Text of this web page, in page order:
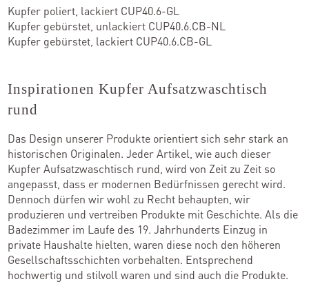
Kupfer poliert, lackiert CUP40.6-GL
Kupfer gebürstet, unlackiert CUP40.6.CB-NL
Kupfer gebürstet, lackiert CUP40.6.CB-GL
Inspirationen Kupfer Aufsatzwaschtisch
rund
Das Design unserer Produkte orientiert sich sehr stark an
historischen Originalen. Jeder Artikel, wie auch dieser
Kupfer Aufsatzwaschtisch rund, wird von Zeit zu Zeit so
angepasst, dass er modernen Bedürfnissen gerecht wird.
Dennoch dürfen wir wohl zu Recht behaupten, wir
produzieren und vertreiben Produkte mit Geschichte. Als die
Badezimmer im Laufe des 19. Jahrhunderts Einzug in
private Haushalte hielten, waren diese noch den höheren
Gesellschaftsschichten vorbehalten. Entsprechend
hochwertig und stilvoll waren und sind auch die Produkte.